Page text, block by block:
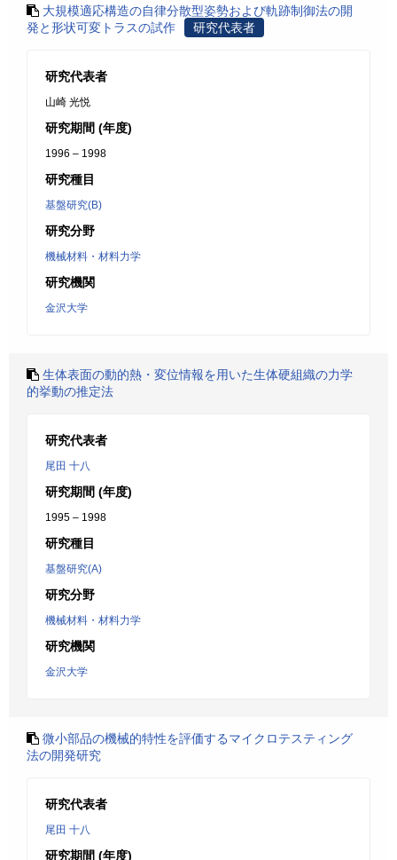
大規模適応構造の自律分散型姿勢および軌跡制御法の開
発と形状可変トラスの試作
研究代表者
研究代表者
山崎 光悦
研究期間 (年度)
1996 – 1998
研究種目
基盤研究(B)
研究分野
機械材料・材料力学
研究機関
金沢大学
生体表面の動的熱・変位情報を用いた生体硬組織の力学
的挙動の推定法
研究代表者
尾田 十八
研究期間 (年度)
1995 – 1998
研究種目
基盤研究(A)
研究分野
機械材料・材料力学
研究機関
金沢大学
微小部品の機械的特性を評価するマイクロテスティング
法の開発研究
研究代表者
尾田 十八
研究期間 (年度)